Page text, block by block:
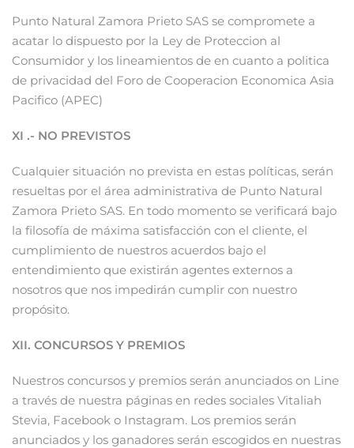
Punto Natural Zamora Prieto SAS se compromete a
acatar lo dispuesto por la Ley de Proteccion al
Consumidor y los lineamientos de en cuanto a politica
de privacidad del Foro de Cooperacion Economica Asia
Pacifico (APEC)
XI .- NO PREVISTOS
Cualquier situación no prevista en estas políticas, serán
resueltas por el área administrativa de Punto Natural
Zamora Prieto SAS. En todo momento se verificará bajo
la filosofía de máxima satisfacción con el cliente, el
cumplimiento de nuestros acuerdos bajo el
entendimiento que existirán agentes externos a
nosotros que nos impedirán cumplir con nuestro
propósito.
XII. CONCURSOS Y PREMIOS
Nuestros concursos y premios serán anunciados on Line
a través de nuestra páginas en redes sociales Vitaliah
Stevia, Facebook o Instagram. Los premios serán
anunciados y los ganadores serán escogidos en nuestras